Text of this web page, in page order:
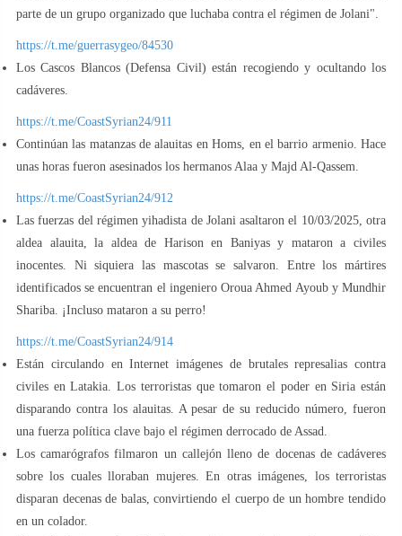
parte de un grupo organizado que luchaba contra el régimen de Jolani".
https://t.me/guerrasygeo/84530
Los Cascos Blancos (Defensa Civil) están recogiendo y ocultando los
cadáveres.
https://t.me/CoastSyrian24/911
Continúan las matanzas de alauitas en Homs, en el barrio armenio. Hace
unas horas fueron asesinados los hermanos Alaa y Majd Al-Qassem.
https://t.me/CoastSyrian24/912
Las fuerzas del régimen yihadista de Jolani asaltaron el 10/03/2025, otra
aldea alauita, la aldea de Harison en Baniyas y mataron a civiles
inocentes. Ni siquiera las mascotas se salvaron. Entre los mártires
identificados se encuentran el ingeniero Oroua Ahmed Ayoub y Mundhir
Shariba. ¡Incluso mataron a su perro!
https://t.me/CoastSyrian24/914
Están circulando en Internet imágenes de brutales represalias contra
civiles en Latakia. Los terroristas que tomaron el poder en Siria están
disparando contra los alauitas. A pesar de su reducido número, fueron
una fuerza política clave bajo el régimen derrocado de Assad.
Los camarógrafos filmaron un callejón lleno de docenas de cadáveres
sobre los cuales lloraban mujeres. En otras imágenes, los terroristas
disparan decenas de balas, convirtiendo el cuerpo de un hombre tendido
en un colador.